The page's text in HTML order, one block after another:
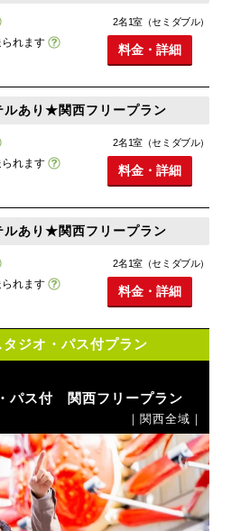
れます
2名1室（セミダブル）
料金・詳細
あり★関西フリープラン
れます
2名1室（セミダブル）
料金・詳細
あり★関西フリープラン
れます
2名1室（セミダブル）
料金・詳細
ジオ・パス付プラン
パス付 関西フリープラン
｜関西全域｜